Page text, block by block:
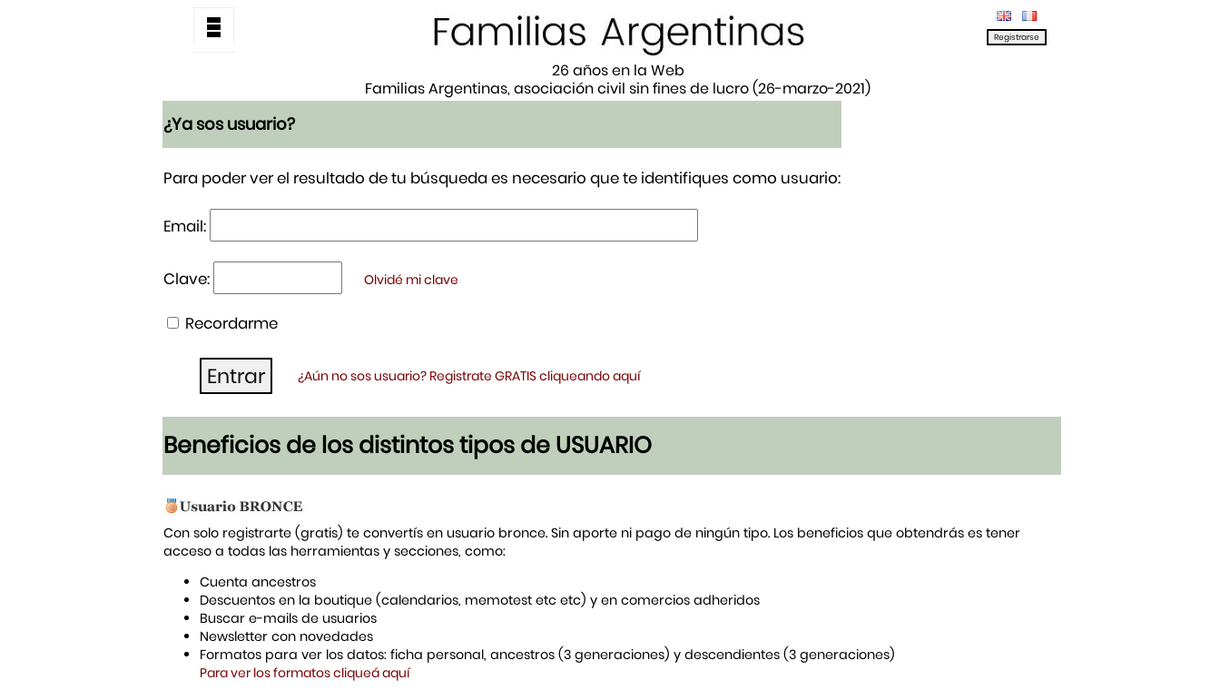
26 años en la Web
Familias Argentinas, asociación civil sin fines de lucro (26-marzo-2021)
¿Ya sos usuario?
Para poder ver el resultado de tu búsqueda es necesario que te identifiques como usuario:
Email:
Clave: Olvidé mi clave
Recordarme
¿Aún no sos usuario? Registrate GRATIS cliqueando aquí
Beneficios de los distintos tipos de USUARIO
Con solo registrarte (gratis) te convertís en usuario bronce. Sin aporte ni pago de ningún tipo. Los beneficios que obtendrás es tener
acceso a todas las herramientas y secciones, como:
Cuenta ancestros
Descuentos en la boutique (calendarios, memotest etc etc) y en comercios adheridos
Buscar e-mails de usuarios
Newsletter con novedades
Formatos para ver los datos: ficha personal, ancestros (3 generaciones) y descendientes (3 generaciones)
Para ver los formatos cliqueá aquí